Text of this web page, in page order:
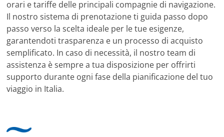
orari e tariffe delle principali compagnie di navigazione.
Il nostro sistema di prenotazione ti guida passo dopo
passo verso la scelta ideale per le tue esigenze,
garantendoti trasparenza e un processo di acquisto
semplificato. In caso di necessità, il nostro team di
assistenza è sempre a tua disposizione per offrirti
supporto durante ogni fase della pianificazione del tuo
viaggio in Italia.